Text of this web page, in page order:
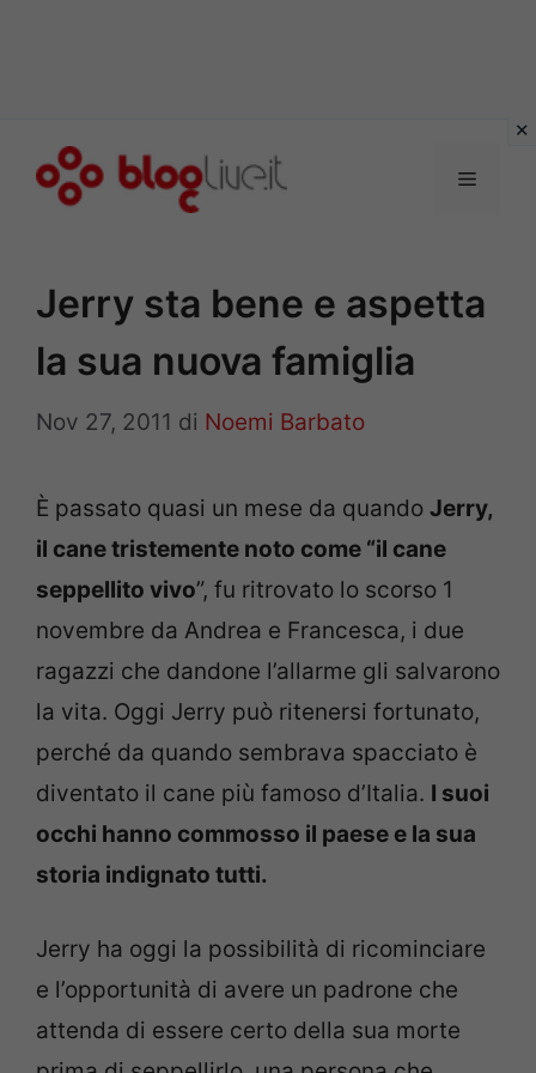
Menu
Jerry sta bene e aspetta
la sua nuova famiglia
Nov 27, 2011 di Noemi Barbato
È passato quasi un mese da quando Jerry,
il cane tristemente noto come “il cane
seppellito vivo”, fu ritrovato lo scorso 1
novembre da Andrea e Francesca, i due
ragazzi che dandone l’allarme gli salvarono
la vita. Oggi Jerry può ritenersi fortunato,
perché da quando sembrava spacciato è
diventato il cane più famoso d’Italia. I suoi
occhi hanno commosso il paese e la sua
storia indignato tutti.
Jerry ha oggi la possibilità di ricominciare
e l’opportunità di avere un padrone che
attenda di essere certo della sua morte